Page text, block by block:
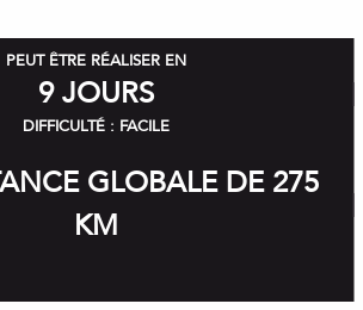
PEUT ÊTRE RÉALISER EN
9 JOURS
DIFFICULTÉ : FACILE
GLOBALE DE 275
KM